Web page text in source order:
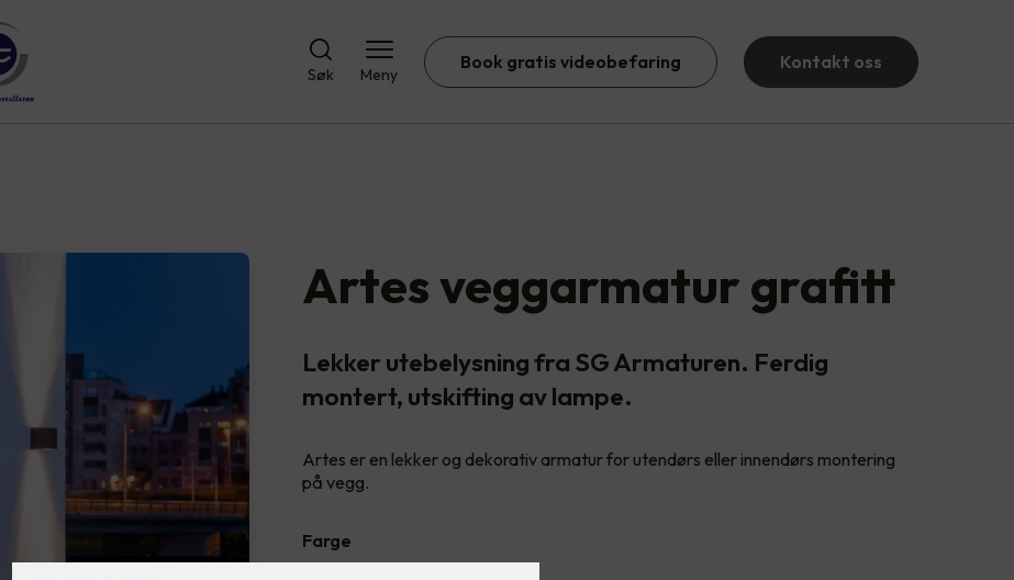
Søk Meny
Book gratis videobefaring Kontakt oss
Artes veggarmatur grafitt
Lekker utebelysning fra SG Armaturen. Ferdig
montert, utskifting av lampe.
Artes er en lekker og dekorativ armatur for utendørs eller innendørs montering
på vegg.
Farge